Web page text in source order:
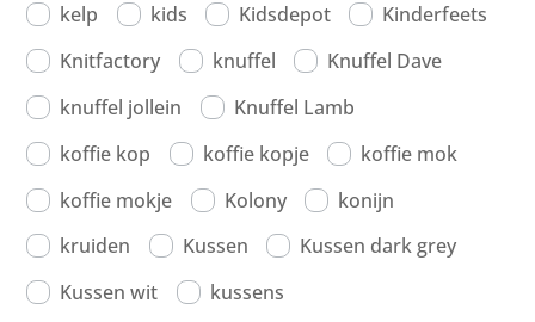
kelp
kids Kidsdepot
Kinderfeets
Knitfactory
knuffel
Knuffel Dave
knuffel jollein
Knuffel Lamb
koffie kop
koffie kopje
koffie mok
koffie mokje
Kolony
konijn
kruiden
Kussen
Kussen dark grey
Kussen wit
kussens